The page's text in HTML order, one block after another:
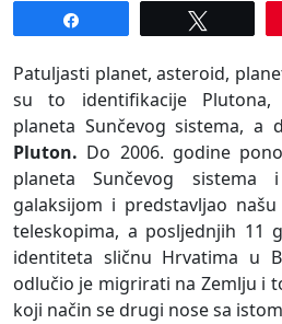
Patuljasti planet, asteroid,
su to identifikacije Plutona,
planeta Sunčevog sistema, a
Pluton. Do 2006. godine
planeta Sunčevog
galaksijom i predstavljao
teleskopima, a posljednjih 11
identiteta sličnu Hrvatima u
odlučio je migrirati na Zemlju i
koji način se drugi nose sa